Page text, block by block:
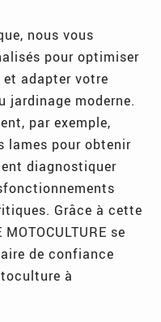
nous vous
pour optimiser
adapter votre
jardinage moderne.
par exemple,
lames pour obtenir
diagnostiquer
Grâce à cette
se
de confiance
à